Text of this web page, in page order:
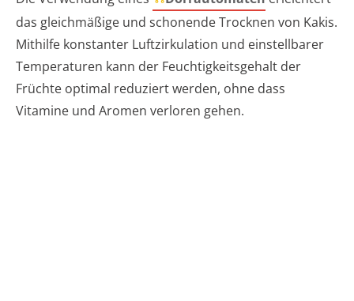
das gleichmäßige und schonende Trocknen von Kakis.
Mithilfe konstanter Luftzirkulation und einstellbarer
Temperaturen kann der Feuchtigkeitsgehalt der
Früchte optimal reduziert werden, ohne dass
Vitamine und Aromen verloren gehen.